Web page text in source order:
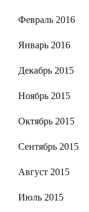
Февраль 2016
Январь 2016
Декабрь 2015
Ноябрь 2015
Октябрь 2015
Сентябрь 2015
Август 2015
Июль 2015